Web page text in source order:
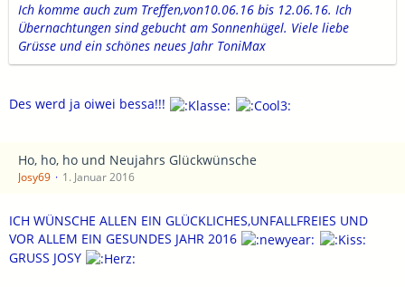
Ich komme auch zum Treffen,von10.06.16 bis 12.06.16. Ich
Übernachtungen sind gebucht am Sonnenhügel. Viele liebe
Grüsse und ein schönes neues Jahr ToniMax
Des werd ja oiwei bessa!!!
Ho, ho, ho und Neujahrs Glückwünsche
Josy69 1. Januar 2016
ICH WÜNSCHE ALLEN EIN GLÜCKLICHES,UNFALLFREIES UND
VOR ALLEM EIN GESUNDES JAHR 2016
GRUSS JOSY